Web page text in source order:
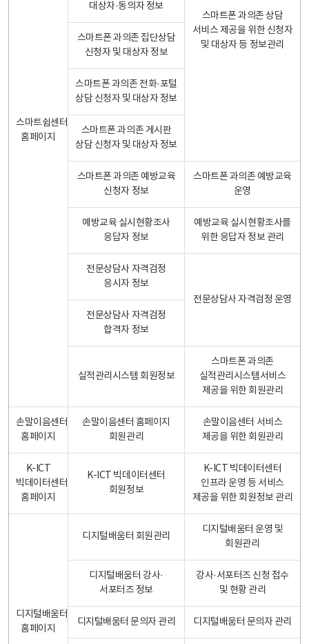
스마트쉼센터
홈페이지
스마트폰 과의존 상담
서비스 제공을 위한 신청자
및 대상자 등 정보관리
대상자·동의자 정보
스마트폰 과의존 집단상담
신청자 및 대상자 정보
스마트폰 과의존 전화·포털
상담 신청자 및 대상자 정보
스마트폰 과의존 게시판
상담 신청자 및 대상자 정보
스마트폰 과의존 예방교육
신청자 정보
스마트폰 과의존 예방교육
운영
예방교육 실시현황조사
응답자 정보
예방교육 실시현황조사를
위한 응답자 정보 관리
전문상담사 자격검정
응시자 정보
전문상담사 자격검정 운영
전문상담사 자격검정
합격자 정보
실적관리시스템 회원정보
스마트폰 과의존
실적관리시스템서비스
제공을 위한 회원관리
손말이음센터
홈페이지
손말이음센터 홈페이지
회원관리
손말이음센터 서비스
제공을 위한 회원관리
K-ICT
빅데이터센터
홈페이지
K-ICT 빅데이터센터
회원정보
K-ICT 빅데이터센터
인프라 운영 등 서비스
제공을 위한 회원정보 관리
디지털배움터
홈페이지
디지털배움터 회원관리
디지털배움터 운영 및
회원관리
디지털배움터 강사·
서포터즈 정보
강사·서포터즈 신청 접수
및 현황 관리
디지털배움터 문의자 관리 디지털배움터 문의자 관리